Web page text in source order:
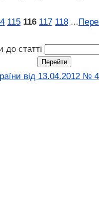
115 116 117 118 ...
до статті
від 13.04.2012 №